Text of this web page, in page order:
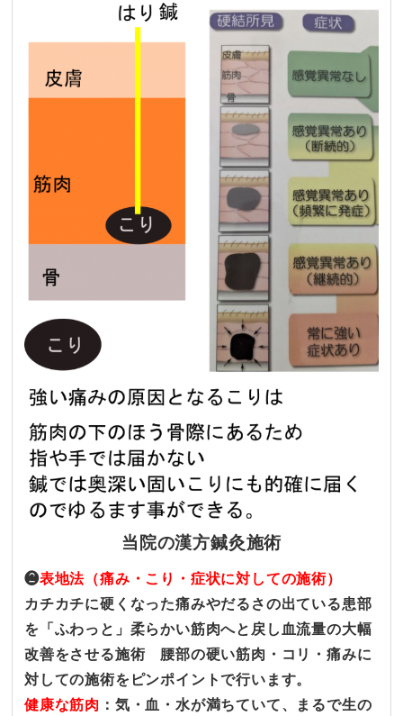
当院の漢方鍼灸施術
❷表地法（痛み・こり・症状に対しての施術）
カチカチに硬くなった痛みやだるさの出ている患部
を「ふわっと」柔らかい筋肉へと戻し血流量の大幅
改善をさせる施術 腰部の硬い筋肉・コリ・痛みに
対しての施術をピンポイントで行います。
健康な筋肉 ：気・血・水が満ちていて、まるで生の